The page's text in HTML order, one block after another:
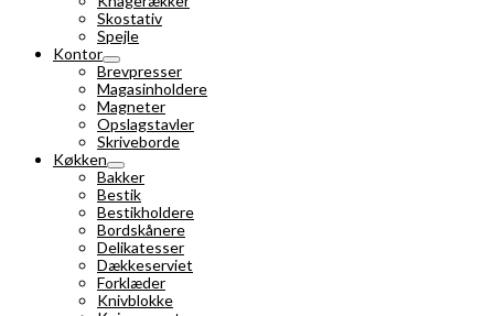
Skostativ
Spejle
Kontor
Brevpresser
Magasinholdere
Magneter
Opslagstavler
Skriveborde
Køkken
Bakker
Bestik
Bestikholdere
Bordskånere
Delikatesser
Dækkeserviet
Forklæder
Knivblokke